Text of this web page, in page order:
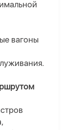
вагоны